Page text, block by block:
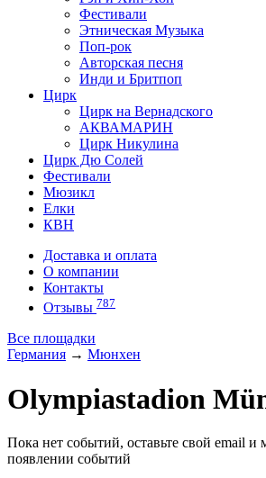
Фестивали
Этническая Музыка
Поп-рок
Авторская песня
Инди и Бритпоп
Цирк
Цирк на Вернадского
АКВАМАРИН
Цирк Никулина
Цирк Дю Солей
Фестивали
Мюзикл
Елки
КВН
Доставка и оплата
О компании
Контакты
Отзывы 787
Все площадки
Германия → Мюнхен
Olympiastadion
Пока нет событий, оставьте свой email
появлении событий